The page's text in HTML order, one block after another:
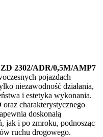
2302/ADR/0,5M/AMP7
pojazdach
niezawodność działania,
i estetyka wykonania.
charakterystycznego
doskonałą
jak i po zmroku, podnosząc
ruchu drogowego.